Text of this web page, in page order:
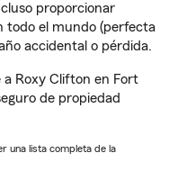
proporcionar
todo el mundo (perfecta
accidental o pérdida.
Roxy Clifton en Fort
de propiedad
una lista completa de la